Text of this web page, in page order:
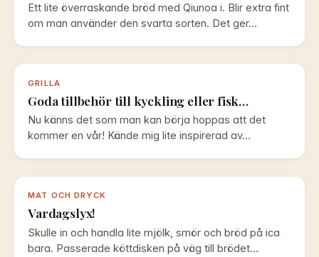
Ett lite överraskande bröd med Qiunoa i. Blir extra fint
om man använder den svarta sorten. Det ger…
GRILLA
Goda tillbehör till kyckling eller fisk…
Nu känns det som man kan börja hoppas att det
kommer en vår! Kände mig lite inspirerad av…
MAT OCH DRYCK
Vardagslyx!
Skulle in och handla lite mjölk, smör och bröd på ica
bara. Passerade köttdisken på väg till brödet…